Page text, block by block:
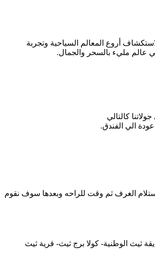
معالم جديدة وتجارب فريدة من نوعها. سيكون برنامج السياحة لمدة 4 ليالي و 5 أيام فرصة رائعة لاستكشاف أروع المعالم السياحية وتجربة
في عالم مليء بالسحر والجمال.
كالتالي
الي الفندق.
استلام الغرف ثم وقت للراحه وبعدها سوف نقوم
ثيث الوطنية- كولا برج ثيث- قرية ثيث